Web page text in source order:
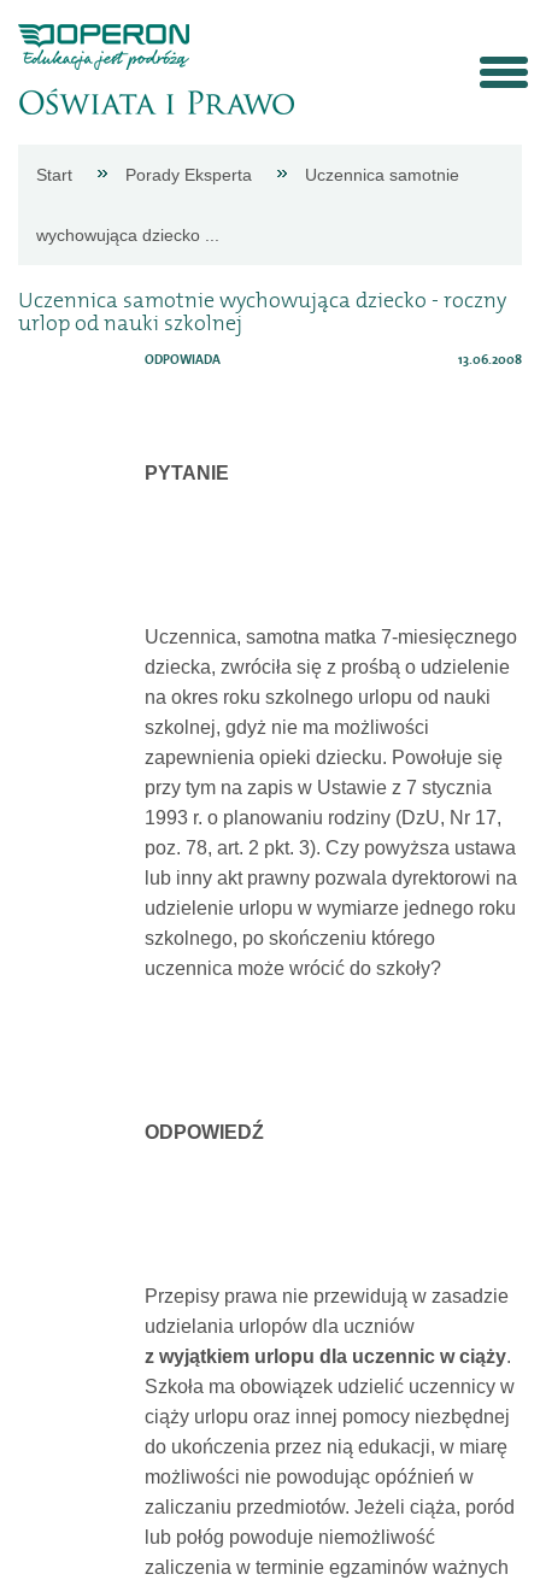
Start Porady Eksperta Uczennica samotnie
wychowująca dziecko ...
Uczennica samotnie wychowująca dziecko - roczny
urlop od nauki szkolnej
ODPOWIADA 13.06.2008
PYTANIE
Uczennica, samotna matka 7-miesięcznego
dziecka, zwróciła się z prośbą o udzielenie
na okres roku szkolnego urlopu od nauki
szkolnej, gdyż nie ma możliwości
zapewnienia opieki dziecku. Powołuje się
przy tym na zapis w Ustawie z 7 stycznia
1993 r. o planowaniu rodziny (DzU, Nr 17,
poz. 78, art. 2 pkt. 3). Czy powyższa ustawa
lub inny akt prawny pozwala dyrektorowi na
udzielenie urlopu w wymiarze jednego roku
szkolnego, po skończeniu którego
uczennica może wrócić do szkoły?
ODPOWIEDŹ
Przepisy prawa nie przewidują w zasadzie
udzielania urlopów dla uczniów
z wyjątkiem urlopu dla uczennic w ciąży.
Szkoła ma obowiązek udzielić uczennicy w
ciąży urlopu oraz innej pomocy niezbędnej
do ukończenia przez nią edukacji, w miarę
możliwości nie powodując opóźnień w
zaliczaniu przedmiotów. Jeżeli ciąża, poród
lub połóg powoduje niemożliwość
zaliczenia w terminie egzaminów ważnych